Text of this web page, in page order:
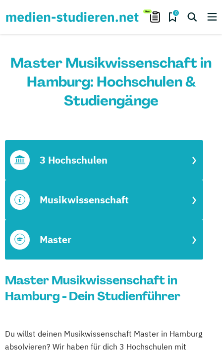
0
Master Musikwissenschaft in
Hamburg: Hochschulen &
Studiengänge
Master
Musikwissenschaft
3 Hochschulen
Master Musikwissenschaft in
Hamburg - Dein Studienführer
Du willst deinen Musikwissenschaft Master in Hamburg
absolvieren? Wir haben für dich 3 Hochschulen mit